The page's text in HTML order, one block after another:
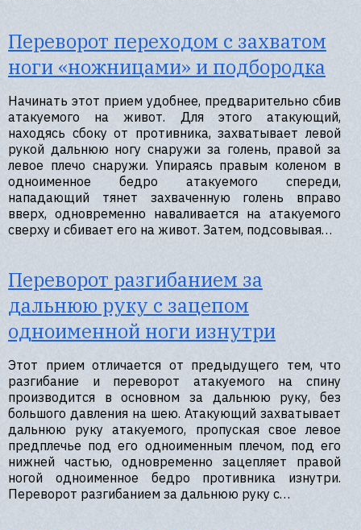
Переворот переходом с захватом
ноги «ножницами» и подбородка
Начинать этот прием удобнее, предварительно сбив
атакуемого на живот. Для этого атакующий,
находясь сбоку от противника, захватывает левой
рукой дальнюю ногу снаружи за голень, правой за
левое плечо снаружи. Упираясь правым коленом в
одноименное бедро атакуемого спереди,
нападающий тянет захваченную голень вправо
вверх, одновременно наваливается на атакуемого
сверху и сбивает его на живот. Затем, подсовывая…
Переворот разгибанием за
дальнюю руку с зацепом
одноименной ноги изнутри
Этот прием отличается от предыдущего тем, что
разгибание и переворот атакуемого на спину
производится в основном за дальнюю руку, без
большого давления на шею. Атакующий захватывает
дальнюю руку атакуемого, пропуская свое левое
предплечье под его одноименным плечом, под его
нижней частью, одновременно зацепляет правой
ногой одноименное бедро противника изнутри.
Переворот разгибанием за дальнюю руку с…